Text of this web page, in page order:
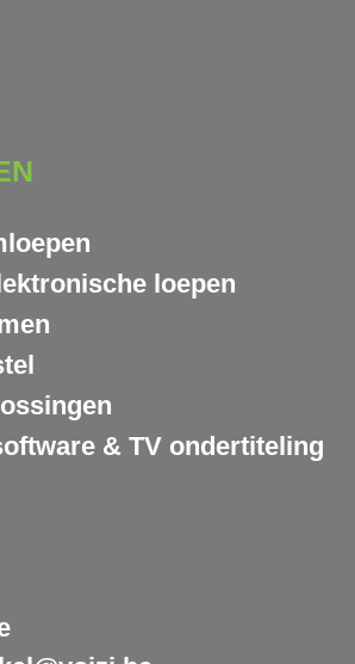
loepen
& TV ondertiteling